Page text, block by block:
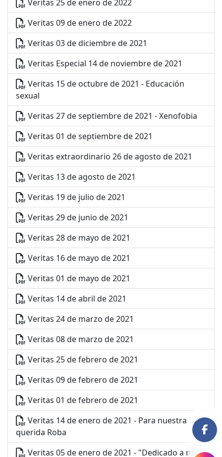
Veritas 25 de enero de 2022
Veritas 09 de enero de 2022
Veritas 03 de diciembre de 2021
Veritas Especial 14 de noviembre de 2021
Veritas 15 de octubre de 2021 - Educación
sexual
Veritas 27 de septiembre de 2021 - Xenofobia
Veritas 01 de septiembre de 2021
Veritas extraordinario 26 de agosto de 2021
Veritas 13 de agosto de 2021
Veritas 19 de julio de 2021
Veritas 29 de junio de 2021
Veritas 28 de mayo de 2021
Veritas 16 de mayo de 2021
Veritas 01 de mayo de 2021
Veritas 14 de abril de 2021
Veritas 24 de marzo de 2021
Veritas 08 de marzo de 2021
Veritas 25 de febrero de 2021
Veritas 09 de febrero de 2021
Veritas 01 de febrero de 2021
Veritas 14 de enero de 2021 - Para nuestra
querida Roba
Veritas 05 de enero de 2021 - "Dedicado a mi